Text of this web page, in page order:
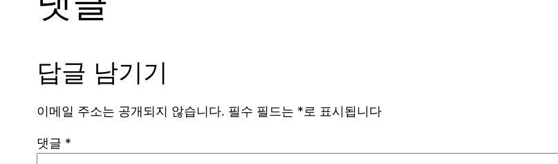
답글 남기기
이메일 주소는 공개되지 않습니다. 필수 필드는 *로 표시됩니다
댓글 *